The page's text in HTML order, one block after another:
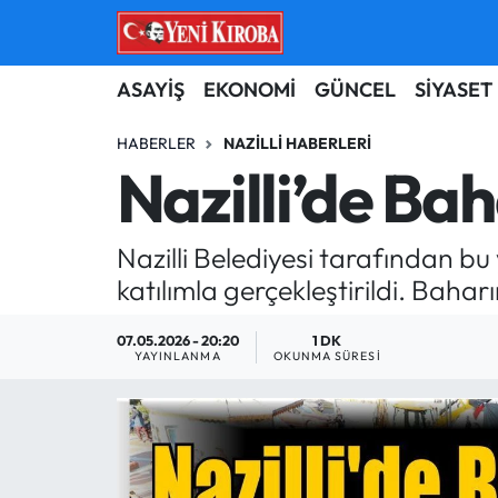
ASAYİŞ EKONOMİ GÜNCEL SİYASET
HABERLER NAZILLI HABERLERI
Nazilli’de
Nazilli Belediyesi tarafından bu
katılımla gerçekleştirildi.
07.05.2026 - 20:20
YAYINLANMA
1 DK
OKUNMA SÜRESI
ASAYİŞ
BİLİM-TEKNOLOJİ
DÜNYA
EKONOMİ
GÜNCEL
GÜNDEM
Aydın Nöbetçi Eczaneler
Aydın Hava Durumu
Aydin Namaz Vakitleri
Aydın Trafik Yoğunluk Haritası
Süper Lig Puan Durumu ve Fikstür
Tüm Manşetler
Son Dakika Haberleri
Haber Arşivi